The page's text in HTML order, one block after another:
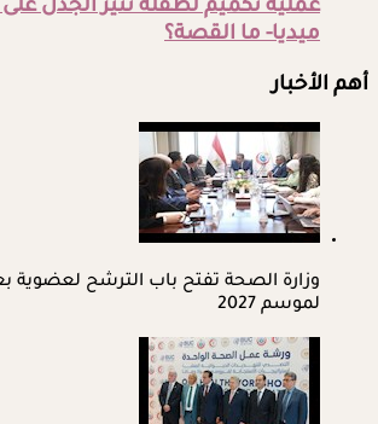
عملية تكميم لطفلة تثير الجدل
ميديا- ما القصة؟
أهم الأخبار
وزارة الصحة تفتح باب الترشح لعضوية
لموسم 2027